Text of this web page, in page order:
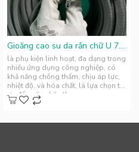
Gioăng cao su da rắn chữ U 7.5x12x2
là phụ kiện linh hoạt, đa dạng trong
nhiều ứng dụng công nghiệp, có
khả năng chống thấm, chịu áp lực,
nhiệt độ, và hóa chất, là lựa chọn tối
ưu để ngăn chặn th..